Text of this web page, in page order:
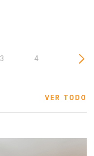
3 4
VER TODO